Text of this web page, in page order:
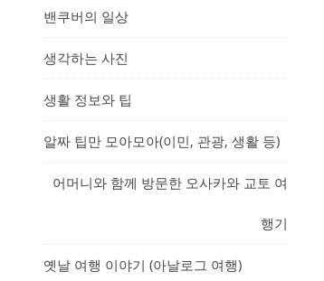
밴쿠버의 일상
생각하는 사진
생활 정보와 팁
알짜 팁만 모아모아(이민, 관광, 생활 등)
어머니와 함께 방문한 오사카와 교토 여
행기
옛날 여행 이야기 (아날로그 여행)